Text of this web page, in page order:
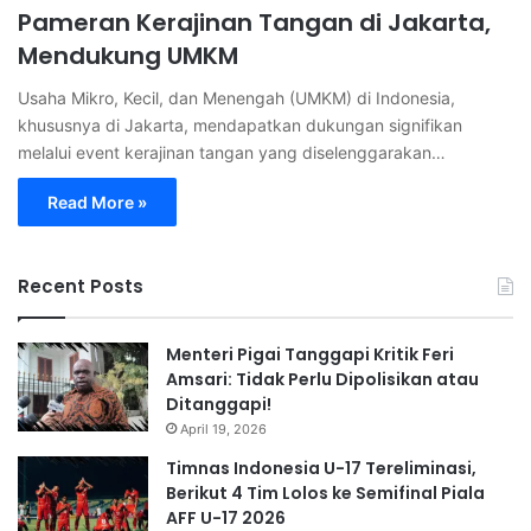
Pameran Kerajinan Tangan di Jakarta,
Mendukung UMKM
Usaha Mikro, Kecil, dan Menengah (UMKM) di Indonesia,
khususnya di Jakarta, mendapatkan dukungan signifikan
melalui event kerajinan tangan yang diselenggarakan…
Read More »
Recent Posts
Menteri Pigai Tanggapi Kritik Feri
Amsari: Tidak Perlu Dipolisikan atau
Ditanggapi!
April 19, 2026
Timnas Indonesia U-17 Tereliminasi,
Berikut 4 Tim Lolos ke Semifinal Piala
AFF U-17 2026